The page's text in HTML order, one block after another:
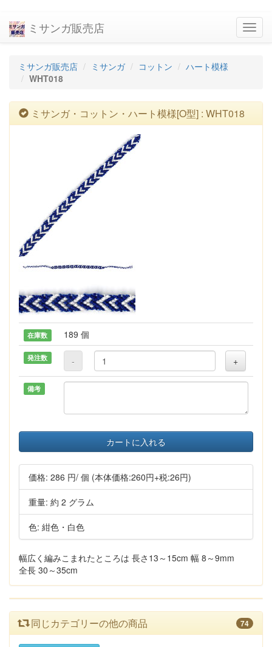
ミサンガ販売店
ミサンガ販売店 ミサンガ コットン
ハート模様
WHT018
ミサンガ・コットン・ハート模様[O型] : WHT018
在庫数 189 個
発注数 - +
備考
カートに入れる
価格: 286 円/ 個 (本体価格:260円+税:26円)
重量: 約 2 グラム
色: 紺色・白色
幅広く編みこまれたところは 長さ13～15cm 幅 8～9mm
全長 30～35cm
同じカテゴリーの他の商品 74